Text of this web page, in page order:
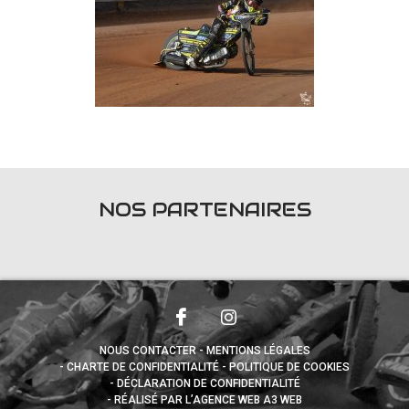
Appuyez sur le bouton partager en bas de votre
NOS PARTENAIRES
NOUS CONTACTER
MENTIONS LÉGALES
CHARTE DE CONFIDENTIALITÉ
POLITIQUE DE COOKIES
DÉCLARATION DE CONFIDENTIALITÉ
RÉALISÉ PAR L’AGENCE WEB A3 WEB